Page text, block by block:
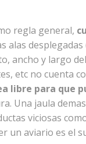
regla general,
alas
ancho y largo
etc no cuenta
libre para que
Una jaula
viciosas
un aviario es el